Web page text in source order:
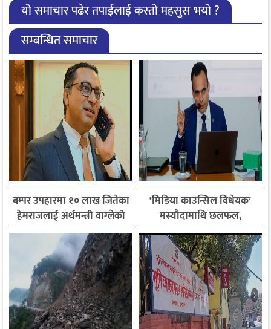
यो समाचार पढेर तपाईलाई कस्तो महसुस भयो ?
सम्बन्धित समाचार
बम्पर उपहारमा १० लाख जितेका
हेमराजलाई अर्थमन्त्री वाग्लेको
फोन, रुपन्देहीकी सपनाले
जितिन् एक लाख
‘मिडिया काउन्सिल विधेयक’
मस्यौदामाथि छलफल,
एआईदेखि पत्रकारको
लाइसेन्ससम्मका विषयमा
सुझाव